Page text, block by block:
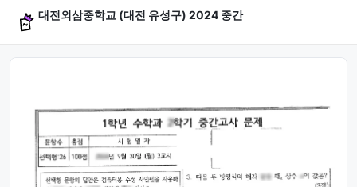
대전외삼중학교 (대전 유성구) 2024 중간